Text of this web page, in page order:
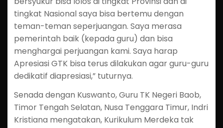
tingkat Nasional saya bisa bertemu dengan
teman-teman seperjuangan. Saya merasa
pemerintah baik (kepada guru) dan bisa
menghargai perjuangan kami. Saya harap
Apresiasi GTK bisa terus dilakukan agar guru-guru
dedikatif diapresiasi,” tuturnya.
Senada dengan Kuswanto, Guru TK Negeri Baob,
Timor Tengah Selatan, Nusa Tenggara Timur, Indri
Kristiana mengatakan, Kurikulum Merdeka tak